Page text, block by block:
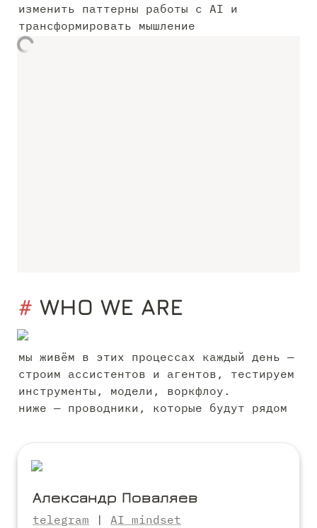
изменить паттерны работы с AI и
трансформировать мышление
# WHO WE ARE
мы живём в этих процессах каждый день —
строим ассистентов и агентов, тестируем
инструменты, модели, воркфлоу.
ниже — проводники, которые будут рядом
Александр Поваляев
telegram | AI mindset